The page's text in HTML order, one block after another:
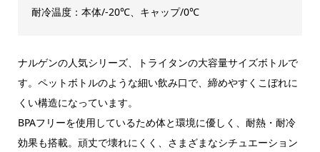
耐冷温度：本体/-20℃、キャップ/0℃
ナルゲンの人気シリーズ、トライタンの大容量サイズボトルで
す。ペットボトルのような細い飲み口で、締めやすくこぼれに
くい構造になっています。
BPAフリーを使用しているため体と環境に優しく、耐熱・耐冷
効果も搭載。頑丈で壊れにくく、さまざまなシチュエーション